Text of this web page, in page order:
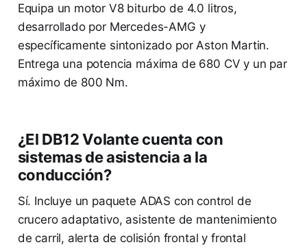
Equipa un motor V8 biturbo de 4.0 litros,
desarrollado por Mercedes-AMG y
específicamente sintonizado por Aston Martin.
Entrega una potencia máxima de 680 CV y un par
máximo de 800 Nm.
¿El DB12 Volante cuenta con
sistemas de asistencia a la
conducción?
Sí. Incluye un paquete ADAS con control de
crucero adaptativo, asistente de mantenimiento
de carril, alerta de colisión frontal y frontal